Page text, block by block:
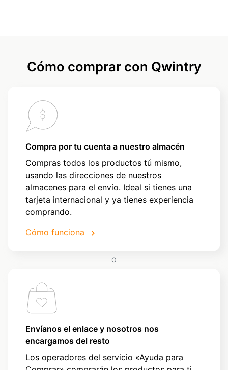
Cómo comprar con Qwintry
Compra por tu cuenta a nuestro almacén
Compras todos los productos tú mismo,
usando las direcciones de nuestros
almacenes para el envío. Ideal si tienes una
tarjeta internacional y ya tienes experiencia
comprando.
Cómo funciona
O
Envíanos el enlace y nosotros nos
encargamos del resto
Los operadores del servicio «Ayuda para